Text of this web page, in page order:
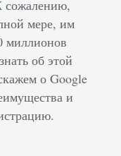
сожалению,
мере, им
миллионов
об этой
о Google
и